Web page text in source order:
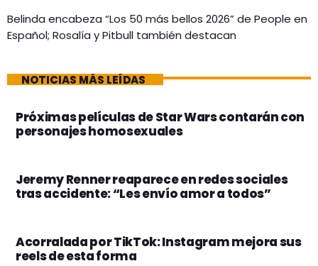
Belinda encabeza “Los 50 más bellos 2026” de People en
Español; Rosalía y Pitbull también destacan
NOTICIAS MÁS LEÍDAS
Próximas películas de Star Wars contarán con
personajes homosexuales
Jeremy Renner reaparece en redes sociales
tras accidente: “Les envío amor a todos”
Acorralada por TikTok: Instagram mejora sus
reels de esta forma